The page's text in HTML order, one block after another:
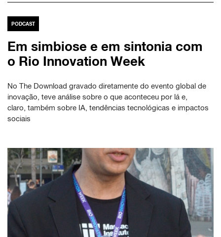
PODCAST
Em simbiose e em sintonia com
o Rio Innovation Week
No The Download gravado diretamente do evento global de
inovação, teve análise sobre o que aconteceu por lá e,
claro, também sobre IA, tendências tecnológicas e impactos
sociais